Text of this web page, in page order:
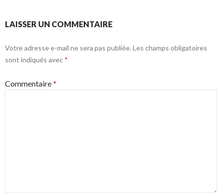
LAISSER UN COMMENTAIRE
Votre adresse e-mail ne sera pas publiée. Les champs obligatoires
sont indiqués avec *
Commentaire*